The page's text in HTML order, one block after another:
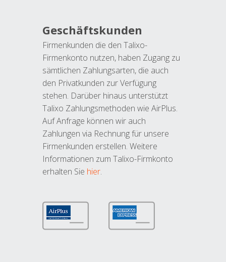
Geschäftskunden
Firmenkunden die den Talixo-
Firmenkonto nutzen, haben Zugang zu
sämtlichen Zahlungsarten, die auch
den Privatkunden zur Verfügung
stehen. Darüber hinaus unterstützt
Talixo Zahlungsmethoden wie AirPlus.
Auf Anfrage können wir auch
Zahlungen via Rechnung für unsere
Firmenkunden erstellen. Weitere
Informationen zum Talixo-Firmkonto
erhalten Sie hier.